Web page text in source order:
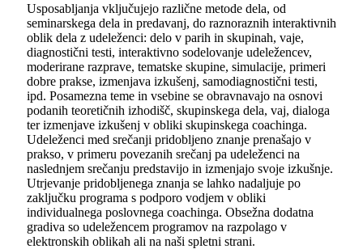
Usposabljanja vključujejo različne metode dela, od
seminarskega dela in predavanj, do raznoraznih interaktivnih
oblik dela z udeleženci: delo v parih in skupinah, vaje,
diagnostični testi, interaktivno sodelovanje udeležencev,
moderirane razprave, tematske skupine, simulacije, primeri
dobre prakse, izmenjava izkušenj, samodiagnostični testi,
ipd. Posamezna teme in vsebine se obravnavajo na osnovi
podanih teoretičnih izhodišč, skupinskega dela, vaj, dialoga
ter izmenjave izkušenj v obliki skupinskega coachinga.
Udeleženci med srečanji pridobljeno znanje prenašajo v
prakso, v primeru povezanih srečanj pa udeleženci na
naslednjem srečanju predstavijo in izmenjajo svoje izkušnje.
Utrjevanje pridobljenega znanja se lahko nadaljuje po
zaključku programa s podporo vodjem v obliki
individualnega poslovnega coachinga. Obsežna dodatna
gradiva so udeležencem programov na razpolago v
elektronskih oblikah ali na naši spletni strani.